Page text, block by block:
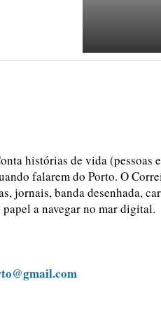
histórias de vida (pessoas
falarem do Porto. O
jornais, banda desenhada,
a navegar no mar digital.